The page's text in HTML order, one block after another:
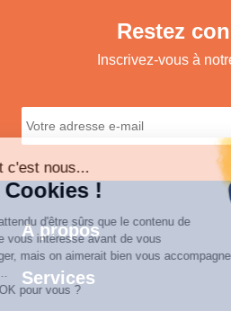
Restez
Inscrivez-vous à
A propos
Services